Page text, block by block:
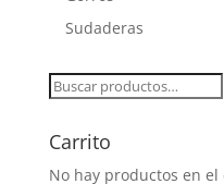
Sudaderas
Buscar
Carrito
No hay productos en el